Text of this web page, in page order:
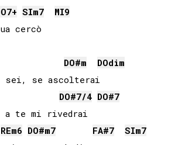
7+ SIm7 MI9
DO#m DOdim
DO#7/4 DO#7
REm6 DO#m7 FA#7 SIm7